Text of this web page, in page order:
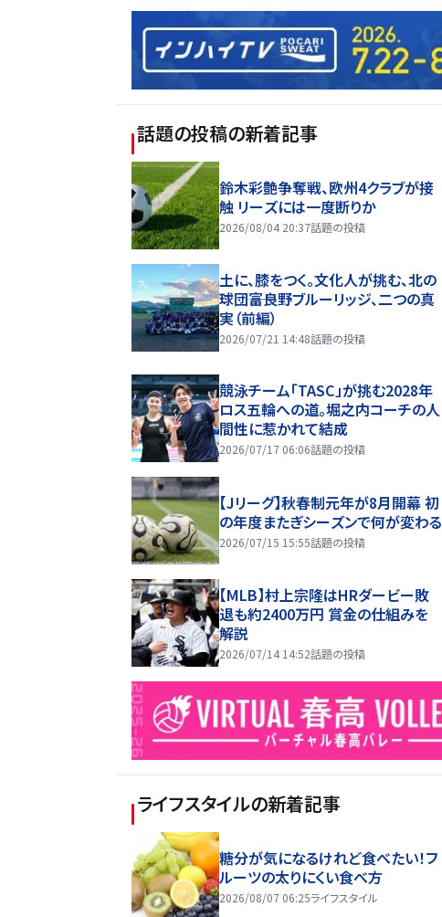
話題の投稿の新着記事
鈴木彩艶争奪戦、欧州4クラブが接
触 リーズには一度断りか
2026/08/04 20:37話題の投稿
土に、膝をつく。文化人が挑む、北の
球団――富良野ブルーリッジ、二つの真
実（前編）
2026/07/21 14:48話題の投稿
競泳チーム「TASC」が挑む2028年
ロス五輪への道。堀之内コーチの人
間性に惹かれて結成
2026/07/17 06:06話題の投稿
【Jリーグ】秋春制元年が8月開幕 初
の年度またぎシーズンで何が変わる
2026/07/15 15:55話題の投稿
【MLB】村上宗隆はHRダービー敗
退も約2400万円 賞金の仕組みを
解説
2026/07/14 14:52話題の投稿
ライフスタイルの新着記事
糖分が気になるけれど食べたい！フ
ルーツの太りにくい食べ方
2026/08/07 06:25ライフスタイル